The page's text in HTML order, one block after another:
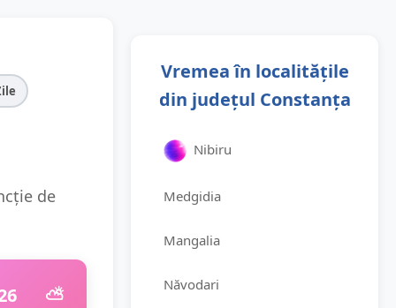
de
⛅️
Vremea în localitățile
din județul Constanța
Nibiru
Medgidia
Mangalia
Năvodari